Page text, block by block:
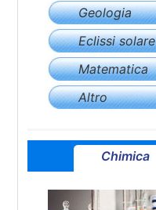
Geologia
Eclissi solare
Matematica
Altro
Chimica